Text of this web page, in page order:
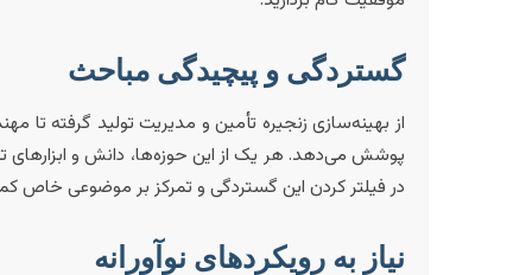
گستردگی و پیچیدگی مباحث
از بهینه‌سازی زنجیره تأمین و مدیریت تولید گرفته
پوشش می‌دهد. هر یک از این حوزه‌ها، دانش و
در فیلتر کردن این گستردگی و تمرکز بر موضوعی خاص
نیاز به رویکردهای نوآورانه